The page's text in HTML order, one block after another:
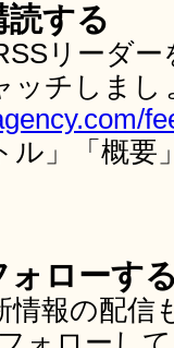
する
リーダ
ッチしま
ル」「概要
ォローす
情報の配